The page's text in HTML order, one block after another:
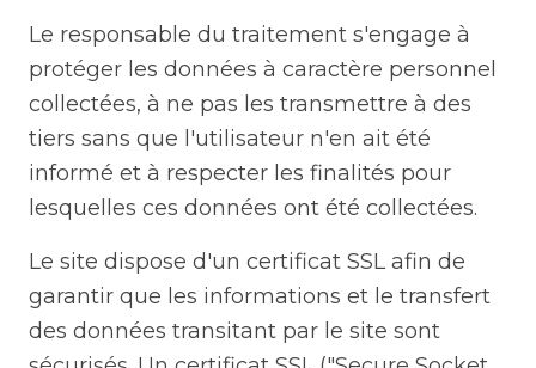
Le responsable du traitement s'engage à
protéger les données à caractère personnel
collectées, à ne pas les transmettre à des
tiers sans que l'utilisateur n'en ait été
informé et à respecter les finalités pour
lesquelles ces données ont été collectées.
Le site dispose d'un certificat SSL afin de
garantir que les informations et le transfert
des données transitant par le site sont